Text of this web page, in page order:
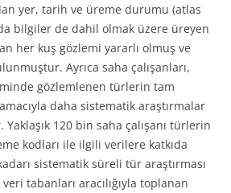
yer, tarih ve üreme durumu (atlas
bilgiler de dahil olmak üzere üreyen
her kuş gözlemi yararlı olmuş ve
Ayrıca saha çalışanları,
gözlemlenen türlerin tam
daha sistematik araştırmalar
120 bin saha çalışanı türlerin
kodları ile ilgili verilere katkıda
sistematik süreli tür araştırması
tabanları aracılığıyla toplanan